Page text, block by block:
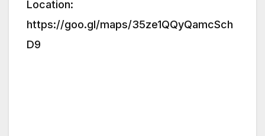
Location:
https://goo.gl/maps/35ze1QQyQamcSch
D9